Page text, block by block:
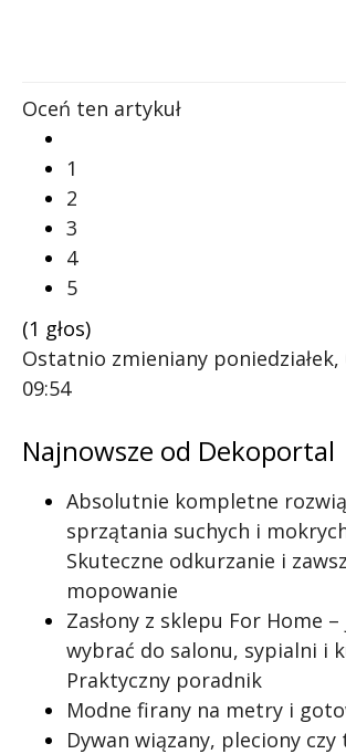
Oceń ten artykuł
1
2
3
4
5
(1 głos)
Ostatnio zmieniany poniedziałek,
09:54
Najnowsze od Dekoportal
Absolutnie kompletne
sprzątania suchych i
Skuteczne odkurzanie i
mopowanie
Zasłony z sklepu For Home
wybrać do salonu, sypialni i
Praktyczny poradnik
Modne firany na metry i
Dywan wiązany, pleciony czy